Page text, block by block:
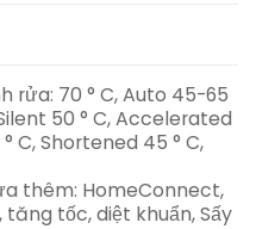
rửa: 70 ° C, Auto 45-65
50 ° C, Accelerated
C, Shortened 45 ° C,
thêm: HomeConnect,
tốc, diệt khuẩn, Sấy